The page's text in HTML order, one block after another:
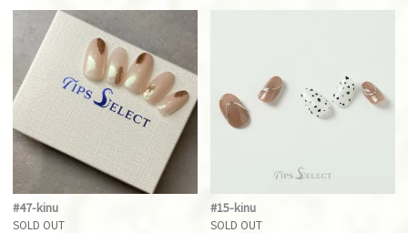
#47-kinu
SOLD OUT
#15-kinu
SOLD OUT